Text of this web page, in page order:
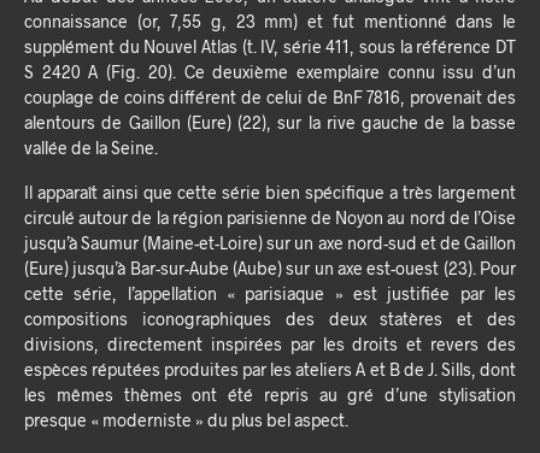
connaissance (or, 7,55 g, 23 mm) et fut mentionné dans le
supplément du Nouvel Atlas (t. IV, série 411, sous la référence DT
S 2420 A (Fig. 20). Ce deuxième exemplaire connu issu d’un
couplage de coins différent de celui de BnF 7816, provenait des
alentours de Gaillon (Eure) (22), sur la rive gauche de la basse
vallée de la Seine.
Il apparaît ainsi que cette série bien spécifique a très largement
circulé autour de la région parisienne de Noyon au nord de l’Oise
jusqu’à Saumur (Maine-et-Loire) sur un axe nord-sud et de Gaillon
(Eure) jusqu’à Bar-sur-Aube (Aube) sur un axe est-ouest (23). Pour
cette série, l’appellation « parisiaque » est justifiée par les
compositions iconographiques des deux statères et des
divisions, directement inspirées par les droits et revers des
espèces réputées produites par les ateliers A et B de J. Sills, dont
les mêmes thèmes ont été repris au gré d’une stylisation
presque « moderniste » du plus bel aspect.